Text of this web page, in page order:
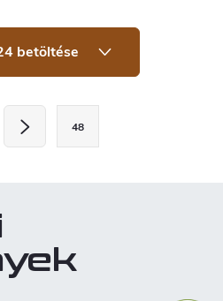
ellenáll az időjárási...
betöltése
48